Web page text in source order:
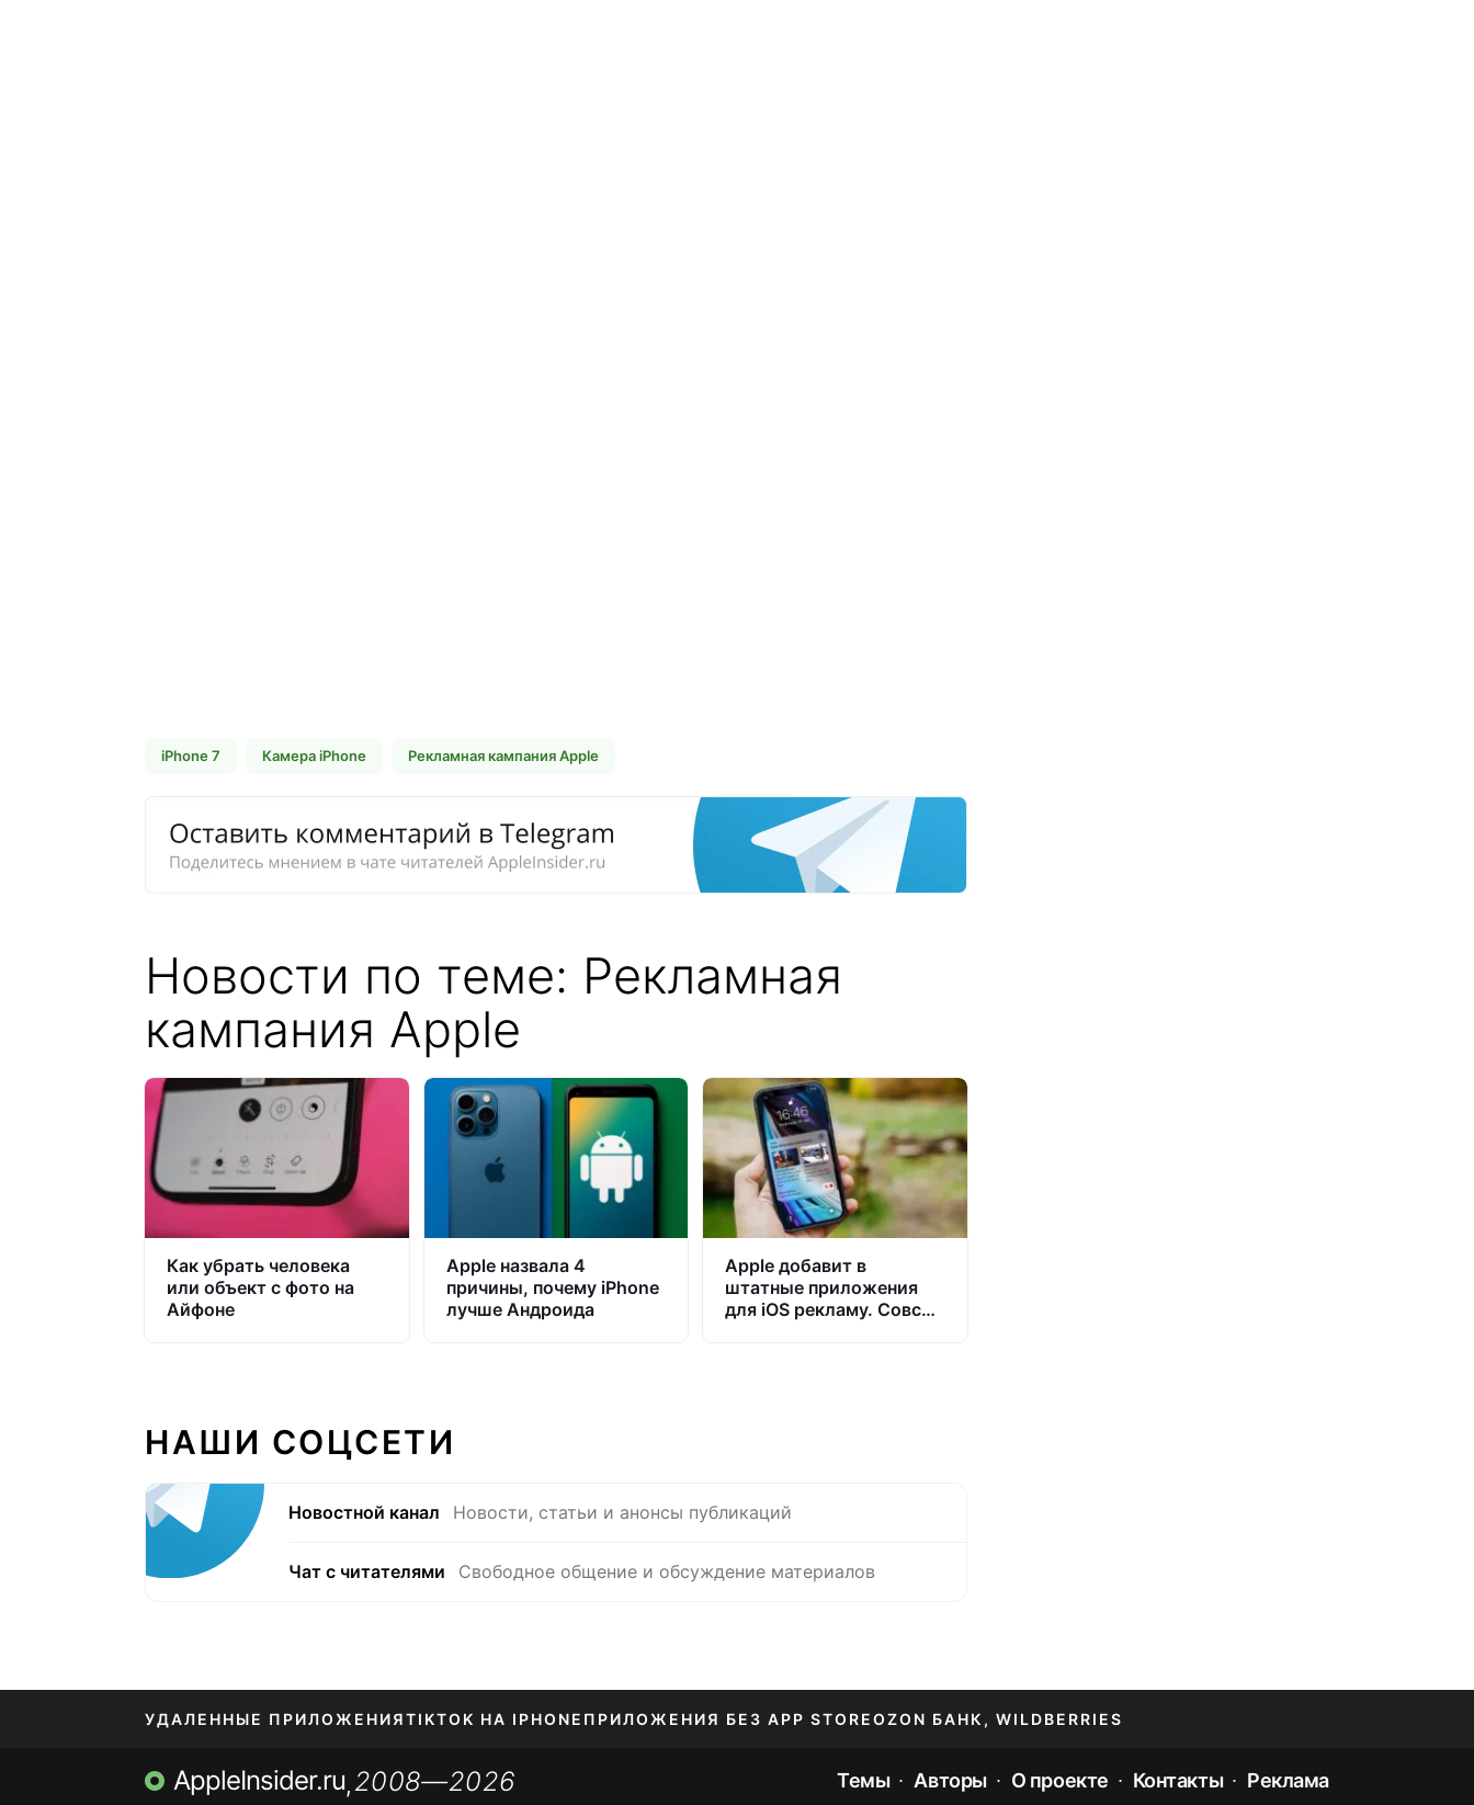
iPhone 7 Камера iPhone Рекламная кампания Apple
Новости по теме: Рекламная
кампания Apple
Как убрать человека
или объект с фото на
Айфоне
Apple назвала 4
причины, почему iPhone
лучше Андроида
Apple добавит в
штатные приложения
для iOS рекламу. Совсем
НАШИ СОЦСЕТИ
Новостной канал Новости, статьи и анонсы публикаций
Чат с читателями Свободное общение и обсуждение материалов
УДАЛЕННЫЕ ПРИЛОЖЕНИЯTIKTOK НА IPHONE ПРИЛОЖЕНИЯ БЕЗ APP STOREOZON БАНК, WILDBERRIES
МЕССЕНДЖЕРЫ KAKAOTALK, B…ПОПОЛНЕНИЕ APPLE ID
AppleInsider.ru, 2008—2026 Темы Авторы О проекте Контакты Реклама